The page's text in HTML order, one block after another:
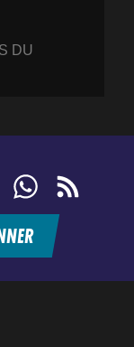
DU
WhatsApp
feed